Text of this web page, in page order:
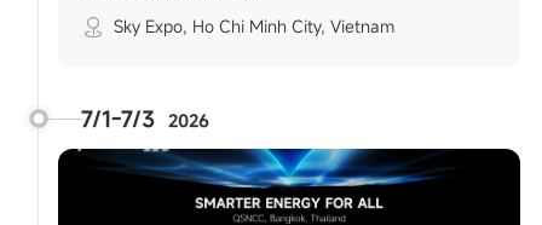
Sky Expo, Ho Chi Minh City, Vietnam
7/1-7/3 2026